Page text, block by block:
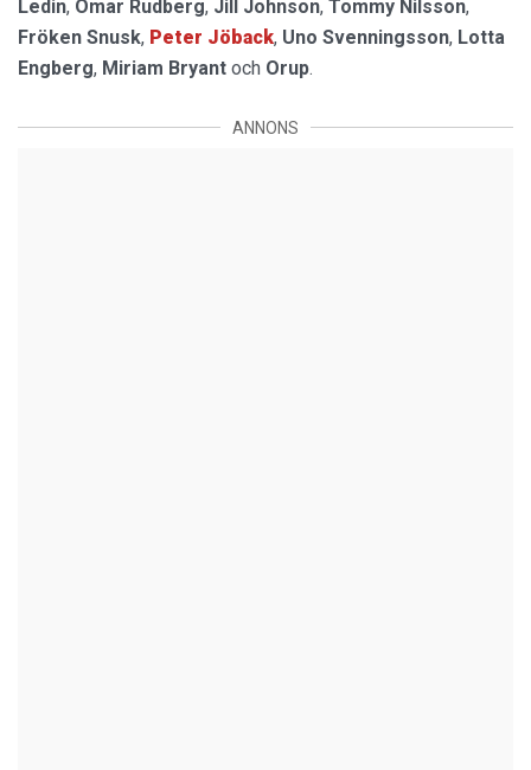
Ledin, Omar Rudberg, Jill Johnson, Tommy Nilsson,
Fröken Snusk, Peter Jöback, Uno Svenningsson, Lotta
Engberg, Miriam Bryant och Orup.
ANNONS